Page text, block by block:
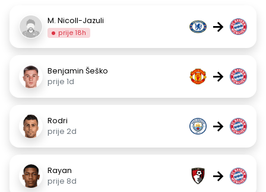
M. Nicoll-Jazuli
prije 18h →
Benjamin Šeško
prije 1d
→
Rodri
prije 2d
→
Rayan
prije 8d
→